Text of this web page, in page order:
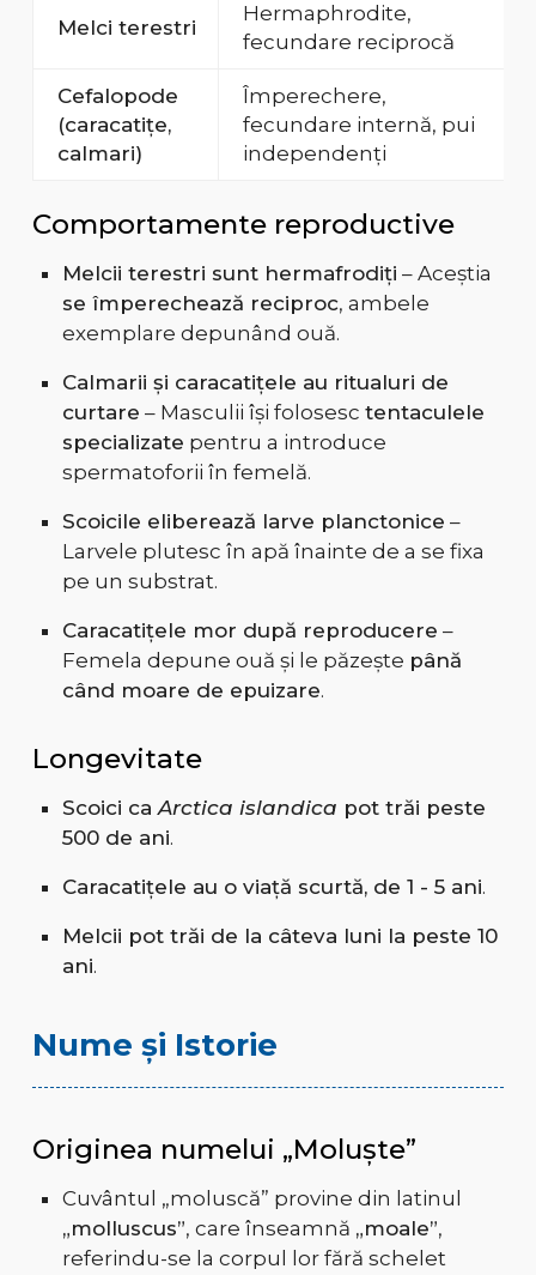
Melci terestri
Hermaphrodite,
fecundare reciprocă
Cefalopode
(caracatițe,
calmari)
Împerechere,
fecundare internă, pui
independenți
Comportamente reproductive
Melcii terestri sunt hermafrodiți – Aceștia
se împerechează reciproc, ambele
exemplare depunând ouă.
Calmarii și caracatițele au ritualuri de
curtare – Masculii își folosesc tentaculele
specializate pentru a introduce
spermatoforii în femelă.
Scoicile eliberează larve planctonice –
Larvele plutesc în apă înainte de a se fixa
pe un substrat.
Caracatițele mor după reproducere –
Femela depune ouă și le păzește până
când moare de epuizare.
Longevitate
Scoici caArctica islandica pot trăi peste
500 de ani.
Caracatițele au o viață scurtă, de 1 - 5 ani.
Melcii pot trăi de la câteva luni la peste 10
ani.
Nume și Istorie
Originea numelui „Moluște”
Cuvântul „moluscă” provine din latinul
„molluscus”, care înseamnă „moale”,
referindu-se la corpul lor fără schelet